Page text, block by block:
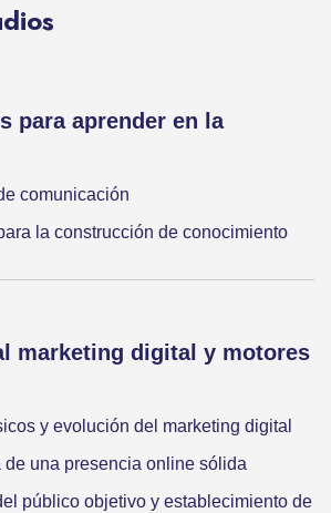
para aprender en la
comunicación
la construcción de conocimiento
marketing digital y motores
y evolución del marketing digital
de una presencia online sólida
público objetivo y establecimiento de